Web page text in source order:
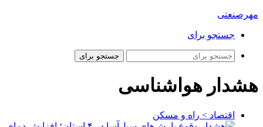
مهرصنعتی
جستجو برای
جستجو برای
هشدار هواشناسی
اقتصاد > راه و مسکن